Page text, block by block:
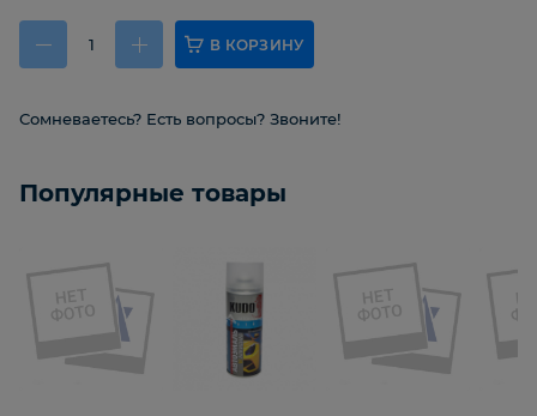
В КОРЗИНУ
Сомневаетесь? Есть вопросы? Звоните!
Популярные товары